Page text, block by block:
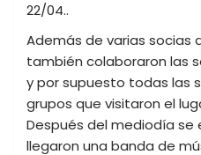
22/04..
Además de varias socias
también colaboraron las
y por supuesto todas las
grupos que visitaron el
Después del mediodía se
llegaron una banda de